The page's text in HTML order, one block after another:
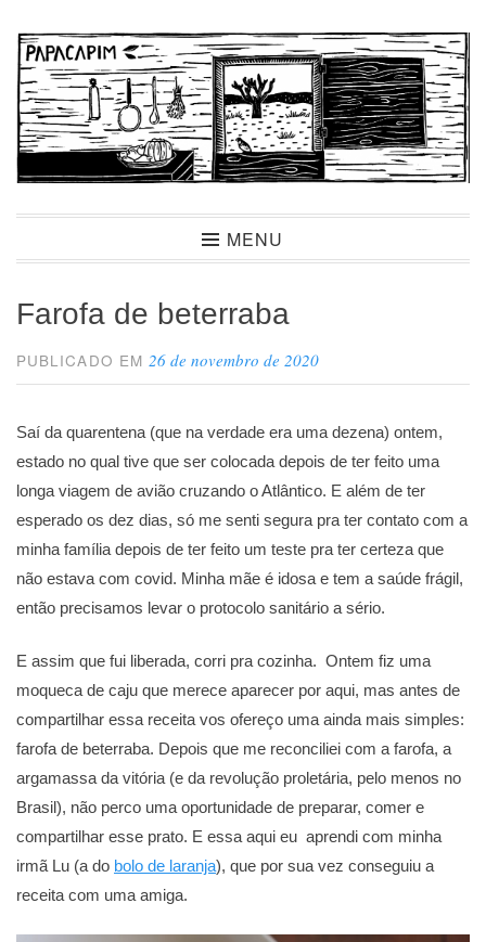
para
conteúdo
PapacapimMENU
Farofa de beterraba
PUBLICADO EM 26 de novembro de 2020
Saí da quarentena (que na verdade era uma dezena) ontem,
estado no qual tive que ser colocada depois de ter feito uma
longa viagem de avião cruzando o Atlântico. E além de ter
esperado os dez dias, só me senti segura pra ter contato com a
minha família depois de ter feito um teste pra ter certeza que
não estava com covid. Minha mãe é idosa e tem a saúde frágil,
então precisamos levar o protocolo sanitário a sério.
E assim que fui liberada, corri pra cozinha. Ontem fiz uma
moqueca de caju que merece aparecer por aqui, mas antes de
compartilhar essa receita vos ofereço uma ainda mais simples:
farofa de beterraba. Depois que me reconciliei com a farofa, a
argamassa da vitória (e da revolução proletária, pelo menos no
Brasil), não perco uma oportunidade de preparar, comer e
compartilhar esse prato. E essa aqui eu aprendi com minha
irmã Lu (a do bolo de laranja), que por sua vez conseguiu a
receita com uma amiga.